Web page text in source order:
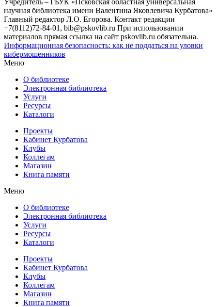
научная библиотека имени Валентина Яковлевича Курбатова»
Главный редактор Л.О. Егорова. Контакт редакции
+7(8112)72-84-01, bib@pskovlib.ru При использовании
материалов прямая ссылка на сайт pskovlib.ru обязательна.
Информационная безопасность: как не поддаться на уловки
кибермошенников
Меню
О библиотеке
Электронная библиотека
Услуги
Ресурсы
Каталоги
Проекты
Кабинет Курбатова
Клубы
Коллегам
Магазин
Книга памяти
Меню
О библиотеке
Электронная библиотека
Услуги
Ресурсы
Каталоги
Проекты
Кабинет Курбатова
Клубы
Коллегам
Магазин
Книга памяти